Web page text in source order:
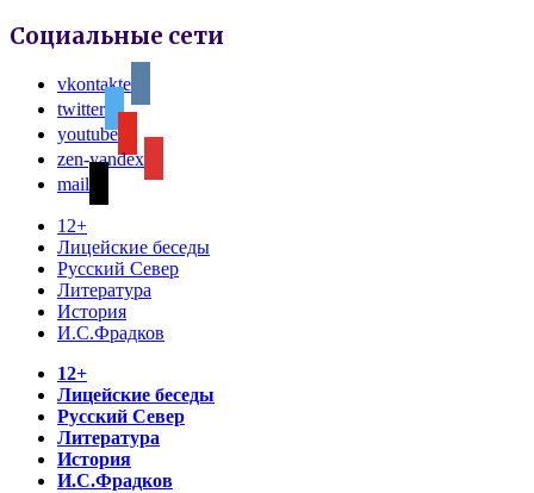
Социальные сети
vkontakte
twitter
youtube
zen-yandex
mail
12+
Лицейские беседы
Русский Север
Литература
История
И.С.Фрадков
12+
Лицейские беседы
Русский Север
Литература
История
И.С.Фрадков